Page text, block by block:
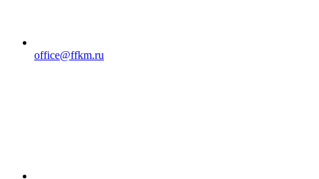
office@ffkm.ru